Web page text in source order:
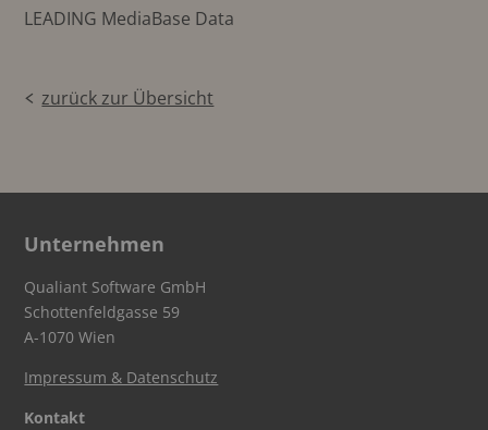
LEADING MediaBase Data
zurück zur Übersicht
Unternehmen
Qualiant Software GmbH
Schottenfeldgasse 59
A-1070 Wien
Impressum & Datenschutz
Kontakt